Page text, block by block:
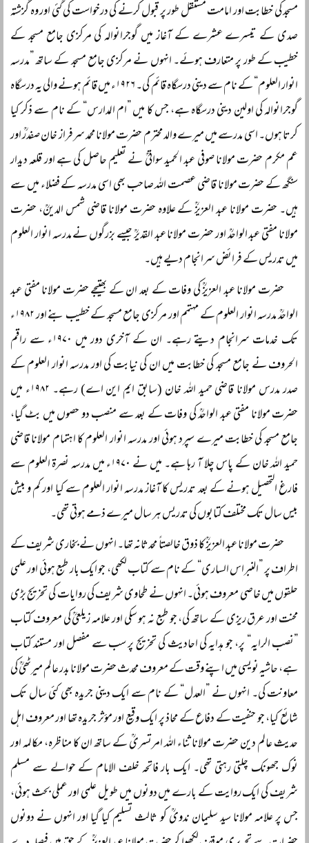
مسجد کی خطابت اور امامت مستقل طور پر قبول کرنے کی درخواست کی گئی اور وہ گزشتہ
صدی کے تیسرے عشرے کے آغاز میں گوجرانوالہ کی مرکزی جامع مسجد کے
خطیب کے طور پر متعارف ہوئے۔ انہوں نے مرکزی جامع مسجد کے ساتھ ”مدرسہ
انوار العلوم“ کے نام سے دینی درسگاہ قائم کی۔ ۱۹۲۶ء میں قائم ہونے والی یہ درسگاہ
گوجرانوالہ کی اولین دینی درسگاہ ہے، جس کا میں ”ام المدارس“ کے نام سے ذکر کیا
کرتا ہوں۔ اسی مدرسے میں میرے والد محترم حضرت مولانا محمد سرفراز خان صفدرؒ اور
عم مکرم حضرت مولانا صوفی عبد الحمید سواتیؒ نے تعلیم حاصل کی ہے اور قلعہ دیدار
سنگھ کے حضرت مولانا قاضی عصمت اللہ صاحب بھی اسی مدرسہ کے فضلاء میں سے
ہیں۔ حضرت مولانا عبد العزیزؒ کے علاوہ حضرت مولانا قاضی شمس الدینؒ، حضرت
مولانا مفتی عبد الواحدؒ اور حضرت مولانا عبد القدیرؒ جیسے بزرگوں نے مدرسہ انوار العلوم
میں تدریس کے فرائض سرانجام دیے ہیں۔
حضرت مولانا عبد العزیزؒ کی وفات کے بعد ان کے بھتیجے حضرت مولانا مفتی عبد
الواحدؒ مدرسہ انوار العلوم کے مہتمم اور مرکزی جامع مسجد کے خطیب بنے اور ۱۹۸۲ء
تک خدمات سرانجام دیتے رہے۔ ان کے آخری دور میں ۱۹۷۰ء سے راقم
الحروف نے جامع مسجد کی خطابت میں ان کی نیابت کی اور مدرسہ انوار العلوم کے
صدر مدرس مولانا قاضی حمید اللہ خان (سابق ایم این اے) رہے۔ ۱۹۸۲ء میں
حضرت مولانا مفتی عبد الواحدؒ کی وفات کے بعد سے منصب دو حصوں میں بٹ گیا،
جامع مسجد کی خطابت میرے سپرد ہوئی اور مدرسہ انوار العلوم کا اہتمام مولانا قاضی
حمید اللہ خان کے پاس چلا آ رہا ہے۔ میں نے ۱۹۷۰ء میں مدرسہ نصرۃ العلوم سے
فارغ التحصیل ہونے کے بعد تدریس کا آغاز مدرسہ انوار العلوم سے کیا اور کم و بیش
بیس سال تک مختلف کتابوں کی تدریس ہر سال میرے ذمے ہوتی تھی۔
حضرت مولانا عبد العزیزؒ کا ذوق خالصتاً محدثانہ تھا۔ انہوں نے بخاری شریف کے
اطراف پر ”النبراس الساری“ کے نام سے کتاب لکھی، جو ایک بار طبع ہوئی اور علمی
حلقوں میں خاصی معروف ہوئی۔ انہوں نے طحاوی شریف کی روایات کی تخریج بڑی
محنت اور عرق ریزی کے ساتھ کی، جو طبع نہ ہو سکی اور علامہ زیلعیؒ کی معروف کتاب
”نصب الرایہ“ پر، جو ہدایہ کی احادیث کی تخریج پر سب سے مفصل اور مستند کتاب
ہے، حاشیہ نویسی میں اپنے وقت کے معروف محدث حضرت مولانا بدر عالم میرٹھیؒ کی
معاونت کی۔ انہوں نے ”العدل“ کے نام سے ایک دینی جریدہ بھی کئی سال تک
شائع کیا، جو حنفیت کے دفاع کے محاذ پر ایک وقیع اور مؤثر جریدہ تھا اور معروف اہل
حدیث عالم دین حضرت مولانا ثناء اللہ امرتسریؒ کے ساتھ ان کا مناظرہ، مکالمہ اور
نوک جھونک چلتی رہتی تھی۔ ایک بار فاتحہ خلف الامام کے حوالے سے مسلم
شریف کی ایک روایت کے بارے میں دونوں میں طویل علمی اور عملی بحث ہوئی،
جس پر علامہ مولانا سید سلیمان ندویؒ کو ثالث تسلیم کیا گیا اور انہوں نے دونوں